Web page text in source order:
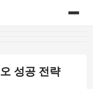
성공 전략